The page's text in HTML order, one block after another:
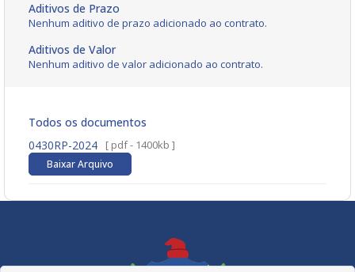
Aditivos de Prazo
Nenhum aditivo de prazo adicionado ao contrato.
Aditivos de Valor
Nenhum aditivo de valor adicionado ao contrato.
Todos os documentos
0430RP-2024
[ pdf - 1400kb ]
Baixar Arquivo